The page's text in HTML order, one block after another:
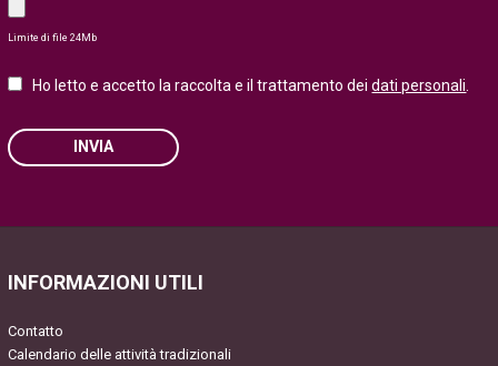
Limite di file 24Mb
Ho letto e accetto la raccolta e il trattamento deidati personali
INVIA
INFORMAZIONI UTILI
Contatto
Calendario delle attività tradizionali